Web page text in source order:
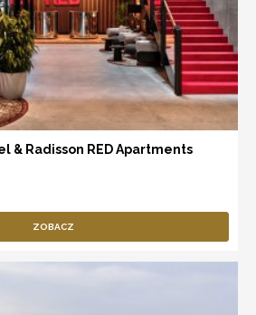
& Radisson RED Apartments
ZOBACZ